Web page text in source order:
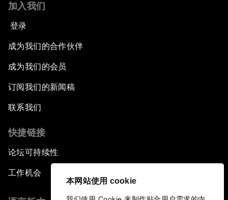
本网站使用 cookie
加入我们
登录
成为我们的合作伙伴
成为我们的会员
订阅我们的新闻稿
联系我们
快捷链接
论坛可持续性
工作机会